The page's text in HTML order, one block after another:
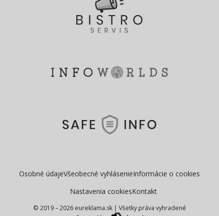
Osobné údajeVšeobecné vyhlásenieInformácie o cookies
Nastavenia cookiesKontakt
© 2019 – 2026 eureklama.sk| Všetky práva vyhradené